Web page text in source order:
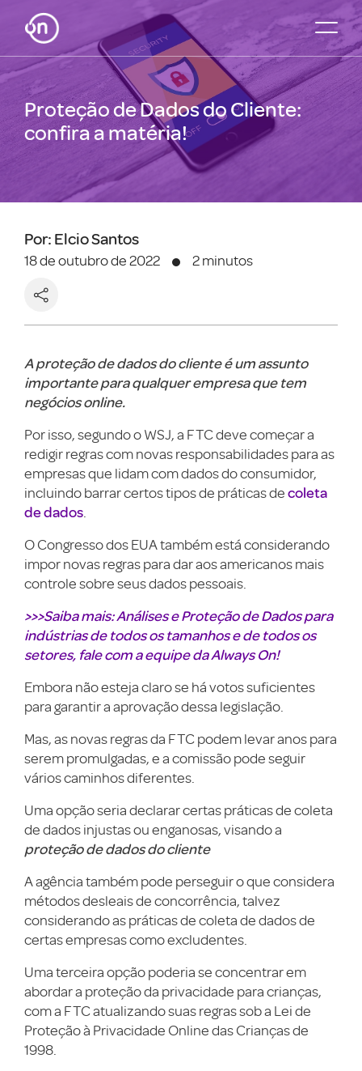
Proteção de Dados do Cliente:
confira a matéria!
Por: Elcio Santos
18 de outubro de 2022 2 minutos
A proteção de dados do cliente é um assunto
importante para qualquer empresa que tem
negócios online.
Por isso, segundo o WSJ, a FTC deve começar a
redigir regras com novas responsabilidades para as
empresas que lidam com dados do consumidor,
incluindo barrar certos tipos de práticas de coleta
de dados.
O Congresso dos EUA também está considerando
impor novas regras para dar aos americanos mais
controle sobre seus dados pessoais.
>>>Saiba mais: Análises e Proteção de Dados para
indústrias de todos os tamanhos e de todos os
setores, fale com a equipe da Always On!
Embora não esteja claro se há votos suficientes
para garantir a aprovação dessa legislação.
Mas, as novas regras da FTC podem levar anos para
serem promulgadas, e a comissão pode seguir
vários caminhos diferentes.
Uma opção seria declarar certas práticas de coleta
de dados injustas ou enganosas, visando a
proteção de dados do cliente
A agência também pode perseguir o que considera
métodos desleais de concorrência, talvez
considerando as práticas de coleta de dados de
certas empresas como excludentes.
Uma terceira opção poderia se concentrar em
abordar a proteção da privacidade para crianças,
com a FTC atualizando suas regras sob a Lei de
Proteção à Privacidade Online das Crianças de
1998.